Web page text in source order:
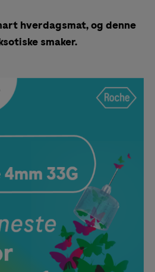
hverdagsmat, og denne
smaker.